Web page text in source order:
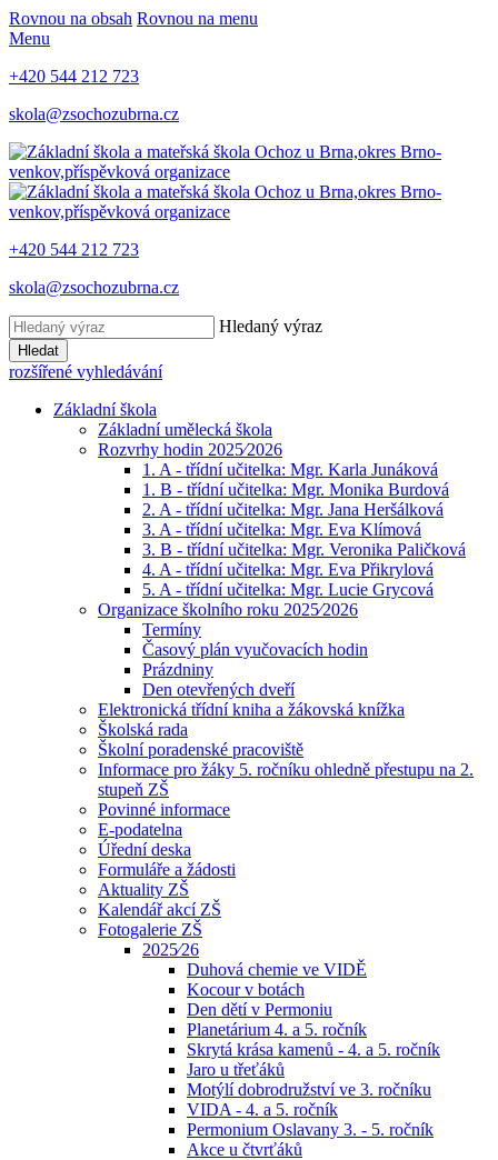
Rovnou na obsah Rovnou na menu
Menu
+420 544 212 723
skola@zsochozubrna.cz
+420 544 212 723
skola@zsochozubrna.cz
Hledaný výraz
Hledat
rozšířené vyhledávání
Základní škola
Základní umělecká škola
Rozvrhy hodin 2025⁄2026
1. A - třídní učitelka: Mgr. Karla Junáková
1. B - třídní učitelka: Mgr. Monika Burdová
2. A - třídní učitelka: Mgr. Jana Heršálková
3. A - třídní učitelka: Mgr. Eva Klímová
3. B - třídní učitelka: Mgr. Veronika Paličková
4. A - třídní učitelka: Mgr. Eva Přikrylová
5. A - třídní učitelka: Mgr. Lucie Grycová
Organizace školního roku 2025⁄2026
Termíny
Časový plán vyučovacích hodin
Prázdniny
Den otevřených dveří
Elektronická třídní kniha a žákovská knížka
Školská rada
Školní poradenské pracoviště
Informace pro žáky 5. ročníku ohledně přestupu na 2.
stupeň ZŠ
Povinné informace
E-podatelna
Úřední deska
Formuláře a žádosti
Aktuality ZŠ
Kalendář akcí ZŠ
Fotogalerie ZŠ
2025⁄26
Duhová chemie ve VIDĚ
Kocour v botách
Den dětí v Permoniu
Planetárium 4. a 5. ročník
Skrytá krása kamenů - 4. a 5. ročník
Jaro u třeťáků
Motýlí dobrodružství ve 3. ročníku
VIDA - 4. a 5. ročník
Permonium Oslavany 3. - 5. ročník
Akce u čtvrťáků